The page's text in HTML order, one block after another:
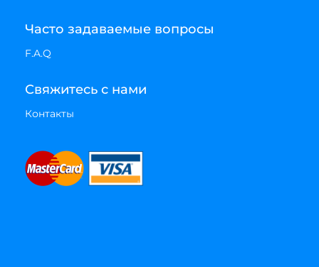
Часто задаваемые вопросы
F.A.Q
Свяжитесь с нами
Контакты